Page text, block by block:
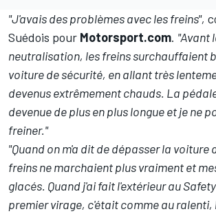
"J'avais des problèmes avec les freins",
Suédois pour Motorsport.com. "Avant
neutralisation, les freins surchauffaient
voiture de sécurité, en allant très
devenus extrêmement chauds. La
devenue de plus en plus longue et je ne
freiner."
"Quand on m'a dit de dépasser la voiture
freins ne marchaient plus vraiment et
glacés. Quand j'ai fait l'extérieur au
premier virage, c'était comme au ralenti,